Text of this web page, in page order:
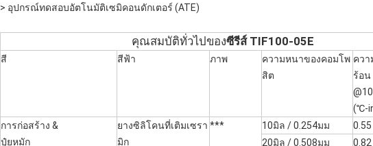
> อุปกรณ์ทดสอบอัตโนมัติเซมิคอนดักเตอร์ (ATE)
คุณสมบัติทั่วไปของซีรีส์ TIF100-05E
สี สีฟ้า ภาพ
ความหนาของคอมโพ
สิต
คว
ร้อน
(℃-
การก่อสร้าง &
ปุ๋ยหมัก
ยางซิลิโคนที่เติมเซรา
มิก
*** 10มิล / 0.254มม
0.55
20มิล / 0.508มม
0.82